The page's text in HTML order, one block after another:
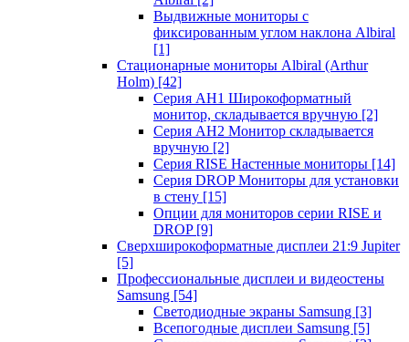
Выдвижные мониторы с
фиксированным углом наклона Albiral
[1]
Стационарные мониторы Albiral (Arthur
Holm) [42]
Серия AH1 Широкоформатный
монитор, складывается вручную [2]
Серия AH2 Монитор складывается
вручную [2]
Серия RISE Настенные мониторы [14]
Серия DROP Мониторы для установки
в стену [15]
Опции для мониторов серии RISE и
DROP [9]
Сверхширокоформатные дисплеи 21:9 Jupiter
[5]
Профессиональные дисплеи и видеостены
Samsung [54]
Светодиодные экраны Samsung [3]
Всепогодные дисплеи Samsung [5]